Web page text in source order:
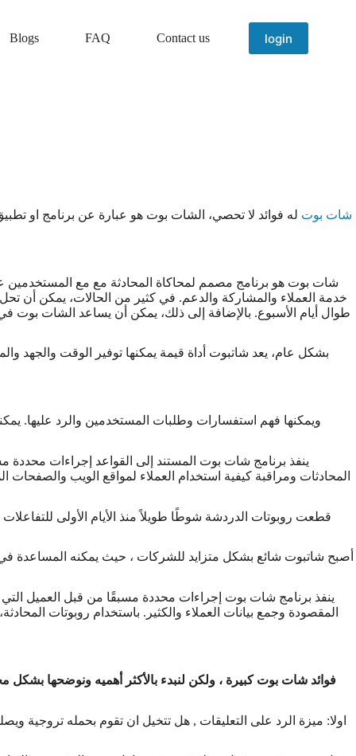
Blogs FAQ Contact us login
شات بوت له فوائد لا تحصي، الشات بوت هو عبارة عن برنامج او
شات بوت هو برنامج مصمم لمحاكاة المحادثة مع مع المستخدمين
خدمة العملاء والمشاركة والدعم. في كثير من الحالات، يمكن أن
طوال أيام الأسبوع. بالإضافة إلى ذلك، يمكن أن يساعد الشات بوت
بشكل عام، يعد شاتبوت أداة قيمة يمكنها توفير الوقت والجهد
ينفذ برنامج شات بوت المستند إلى القواعد إجراءات محددة
المحادثات ومراقبة كيفية استخدام العملاء لمواقع الويب
قطعت روبوتات الدردشة شوطًا طويلاً منذ الأيام الأولى
أصبح شاتبوت شائع بشكل متزايد للشركات ، حيث يمكنه المساعدة في
ينفذ برنامج شات بوت إجراءات محددة مسبقًا من قبل العميل التي
المقصودة وجمع بيانات العملاء والكثير. باستخدام روبوتات
فوائد شات بوت كبيرة ، ولكن لنبدء بالأكثر أهميه ونوضحها
اولا: ميزة الرد على التعليقات , هل تتخيل ان تقوم بحمله تروجية